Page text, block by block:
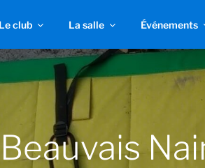
Le club La salle Événements
Beauvais